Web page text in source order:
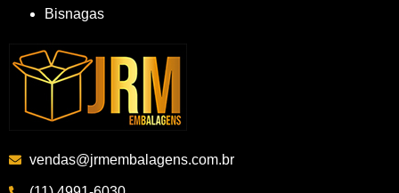
Bisnagas
vendas@jrmembalagens.com.br